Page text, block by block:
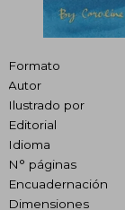
Formato
Autor
Ilustrado por
Editorial
Idioma
N° páginas
Encuadernación
Dimensiones